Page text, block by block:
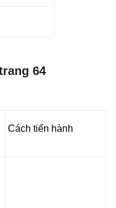
64
Cách tiến hành